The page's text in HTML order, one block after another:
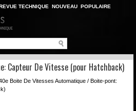
TECHNIQUE NOUVEAU POPULAIRE
Capteur De Vitesse (pour Hatchback)
Boite De Vitesses Automatique / Boite-pont: